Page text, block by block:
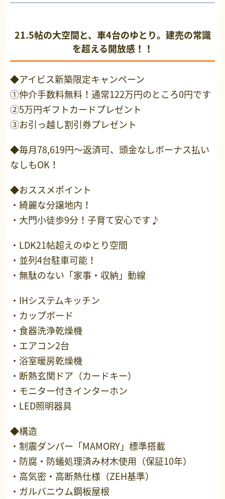
21.5帖の大空間と、車4台のゆとり。建売の常識
を超える開放感！！
◆アイビス新築限定キャンペーン
①仲介手数料無料！通常122万円のところ0円です
②5万円ギフトカードプレゼント
③お引っ越し割引券プレゼント
◆毎月78,619円～返済可、頭金なしボーナス払い
なしもOK！
◆おススメポイント
・綺麗な分譲地内！
・大門小徒歩9分！子育て安心です♪
・LDK21帖超えのゆとり空間
・並列4台駐車可能！
・無駄のない「家事・収納」動線
・IHシステムキッチン
・カップボード
・食器洗浄乾燥機
・エアコン2台
・浴室暖房乾燥機
・断熱玄関ドア（カードキー）
・モニター付きインターホン
・LED照明器具
◆構造
・制震ダンパー「MAMORY」標準搭載
・防腐・防蟻処理済み材木使用（保証10年）
・高気密・高断熱仕様（ZEH基準）
・ガルバニウム鋼板屋根